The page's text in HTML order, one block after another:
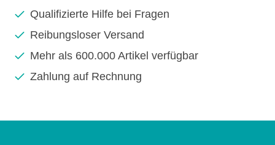
Qualifizierte Hilfe bei Fragen
Reibungsloser Versand
Mehr als 600.000 Artikel verfügbar
Zahlung auf Rechnung